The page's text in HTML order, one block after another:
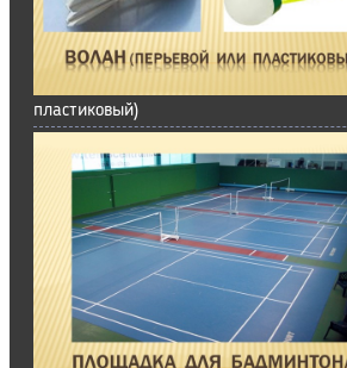
пластиковый)